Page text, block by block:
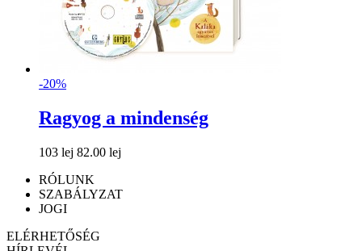
-20%
Ragyog a mindenség
103 lej 82.00 lej
RÓLUNK
SZABÁLYZAT
JOGI
ELÉRHETŐSÉG